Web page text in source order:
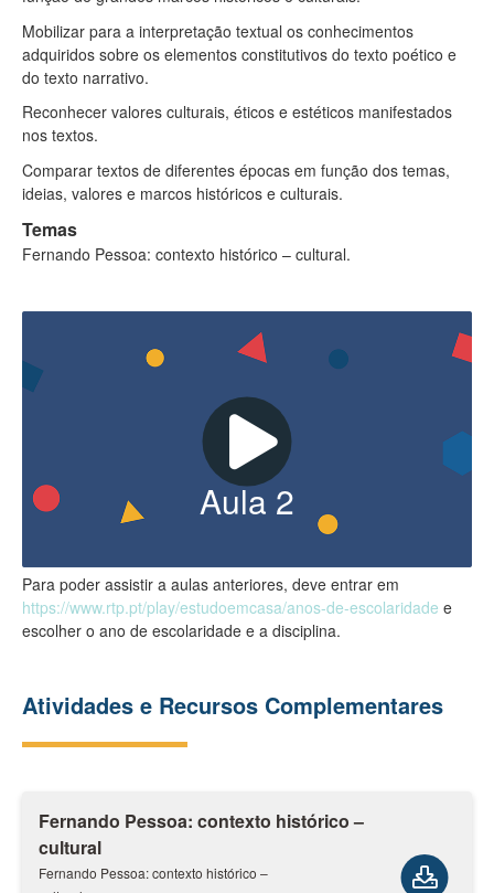
Mobilizar para a interpretação textual os conhecimentos
adquiridos sobre os elementos constitutivos do texto poético e
do texto narrativo.
Reconhecer valores culturais, éticos e estéticos manifestados
nos textos.
Comparar textos de diferentes épocas em função dos temas,
ideias, valores e marcos históricos e culturais.
Temas
Fernando Pessoa: contexto histórico – cultural.
Aula 2
Para poder assistir a aulas anteriores, deve entrar em
https://www.rtp.pt/play/estudoemcasa/anos-de-escolaridade e
escolher o ano de escolaridade e a disciplina.
Atividades e Recursos Complementares
Fernando Pessoa: contexto histórico –
cultural
Fernando Pessoa: contexto histórico –